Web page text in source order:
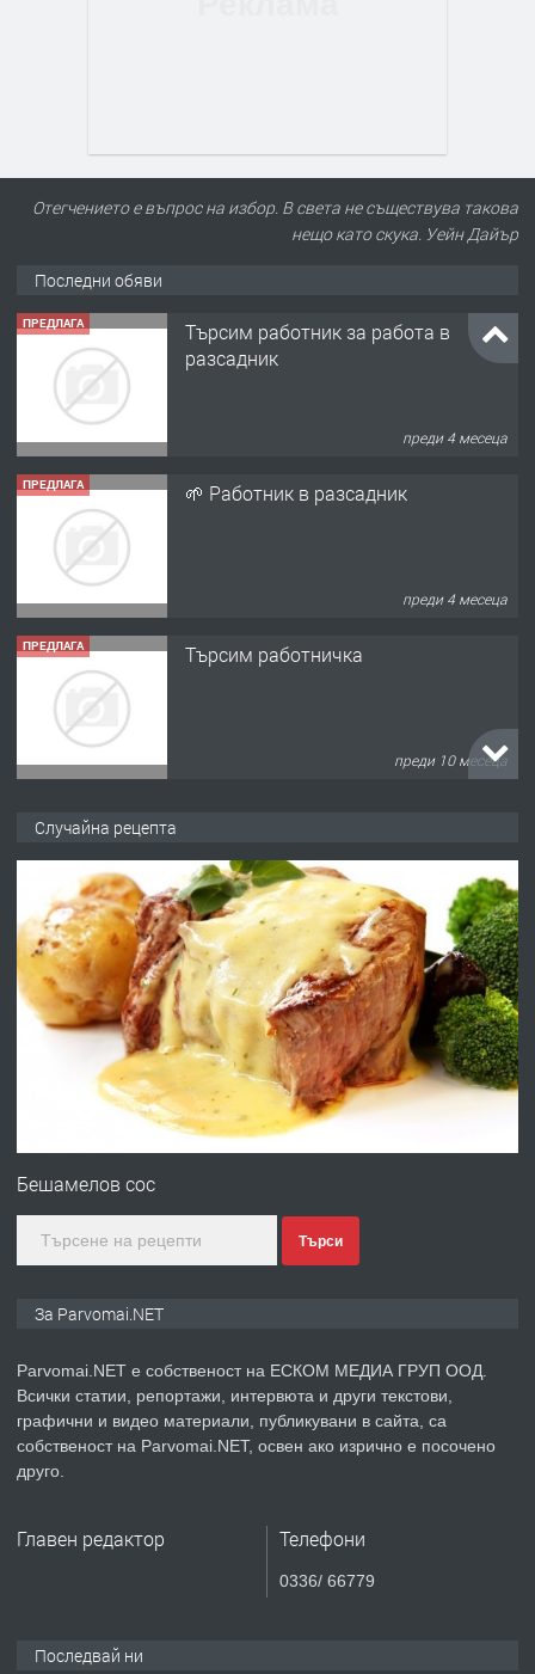
Отегчението е въпрос на избор. В света не съществува такова
нещо като скука. Уейн Дайър
Последни обяви
ПРЕДЛАГА 🌱 Работник в разсадник
преди 4 месеца
ПРЕДЛАГА Търсим работничка
преди 10 месеца
ПРЕДЛАГА
Продава употребявани чисти и
преди 1 година
преди 1 година
ПРЕДЛАГА
Първи поход "По стъпките на Ангел
Войвода"
преди 1 година
Монтажник на малки детайли за
преди 1 година
ПРЕДЛАГА
Продавам апартамент - гр.
Случайна рецепта
Бешамелов сос
Търси
За Parvomai.NET
Parvomai.NET е собственост на ЕСКОМ МЕДИА ГРУП ООД.
Всички статии, репортажи, интервюта и други текстови,
графични и видео материали, публикувани в сайта, са
собственост на Parvomai.NET, освен ако изрично е посочено
друго.
Главен редактор Телефони
0336/ 66779
Последвай ни